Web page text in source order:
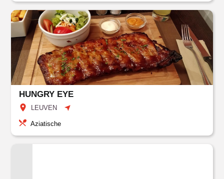
HUNGRY EYE
LEUVEN
Aziatische